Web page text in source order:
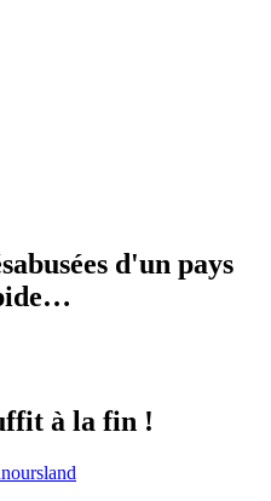
d'un pays
à la fin !